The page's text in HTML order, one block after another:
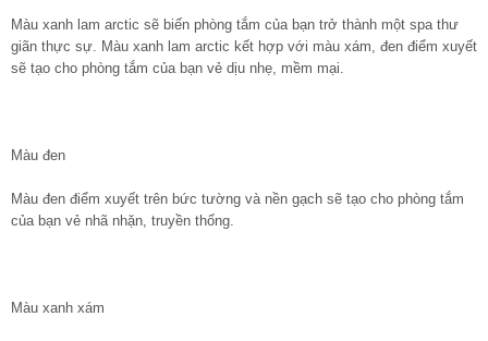
Màu xanh lam arctic sẽ biến phòng tắm của bạn trở thành một spa thư
giãn thực sự. Màu xanh lam arctic kết hợp với màu xám, đen điểm xuyết
sẽ tạo cho phòng tắm của bạn vẻ dịu nhẹ, mềm mại.
Màu đen
Màu đen điểm xuyết trên bức tường và nền gạch sẽ tạo cho phòng tắm
của bạn vẻ nhã nhặn, truyền thống.
Màu xanh xám